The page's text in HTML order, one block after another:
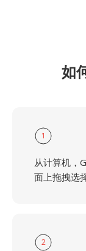
如
1
从计算机，
面上拖拽选
2